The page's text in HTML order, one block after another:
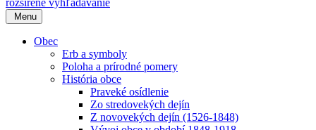
rozšírené vyhľadávanie
Menu
Obec
Erb a symboly
Poloha a prírodné pomery
História obce
Praveké osídlenie
Zo stredovekých dejín
Z novovekých dejín (1526-1848)